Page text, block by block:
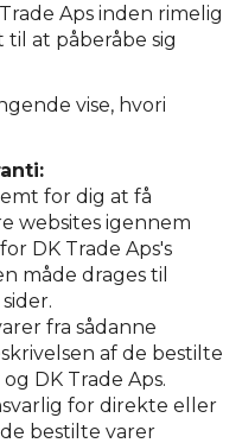
Aps inden rimelig
til at påberåbe sig
vise, hvori
for dig at få
websites igennem
DK Trade Aps's
måde drages til
fra sådanne
af de bestilte
DK Trade Aps.
for direkte eller
bestilte varer